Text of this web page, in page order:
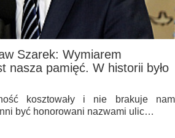
Szarek: Wymiarem
nasza pamięć. W historii było
kosztowały i nie brakuje nam
być honorowani nazwami ulic…